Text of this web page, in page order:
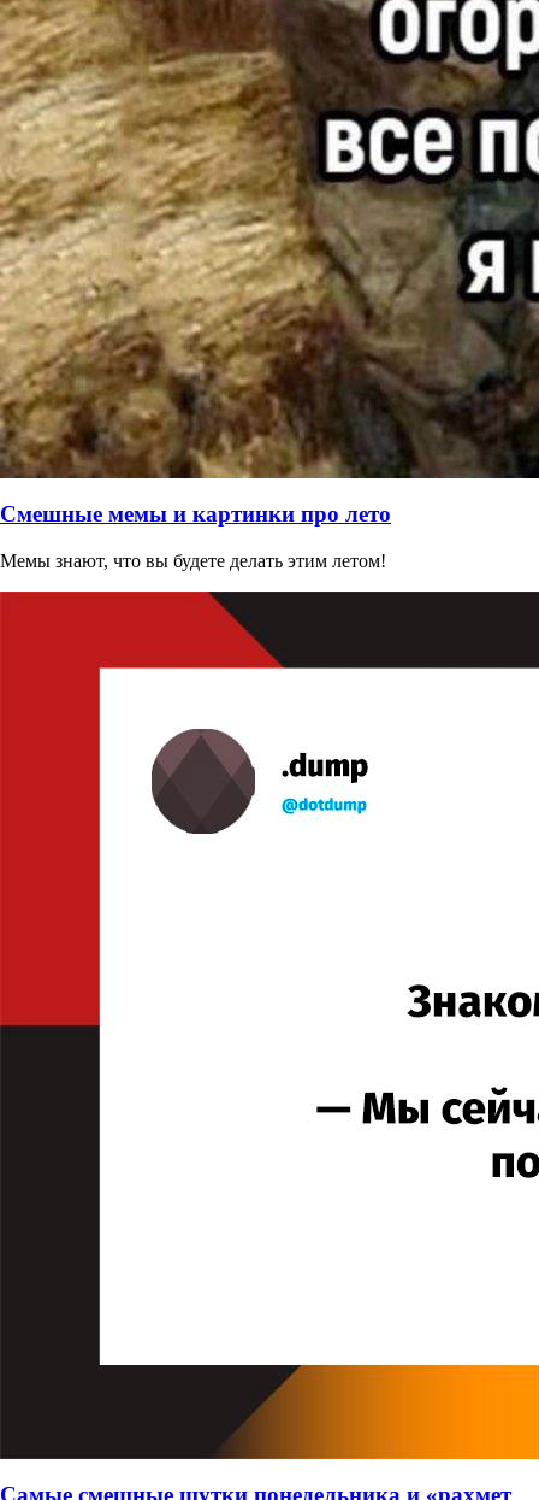
Смешные мемы и картинки про лето
Мемы знают, что вы будете делать этим летом!
Самые смешные шутки понедельника и «рахмет